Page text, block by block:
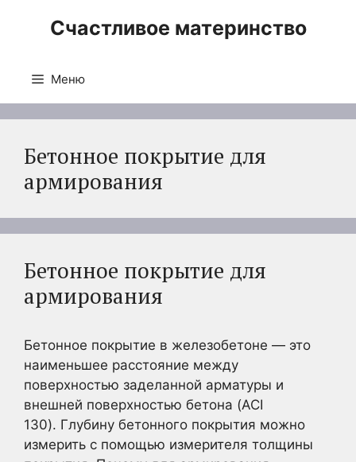
Счастливое материнство
Меню
Бетонное покрытие для
армирования
Бетонное покрытие для
армирования
Бетонное покрытие в железобетоне — это
наименьшее расстояние между
поверхностью заделанной арматуры и
внешней поверхностью бетона (ACI
130). Глубину бетонного покрытия можно
измерить с помощью измерителя толщины